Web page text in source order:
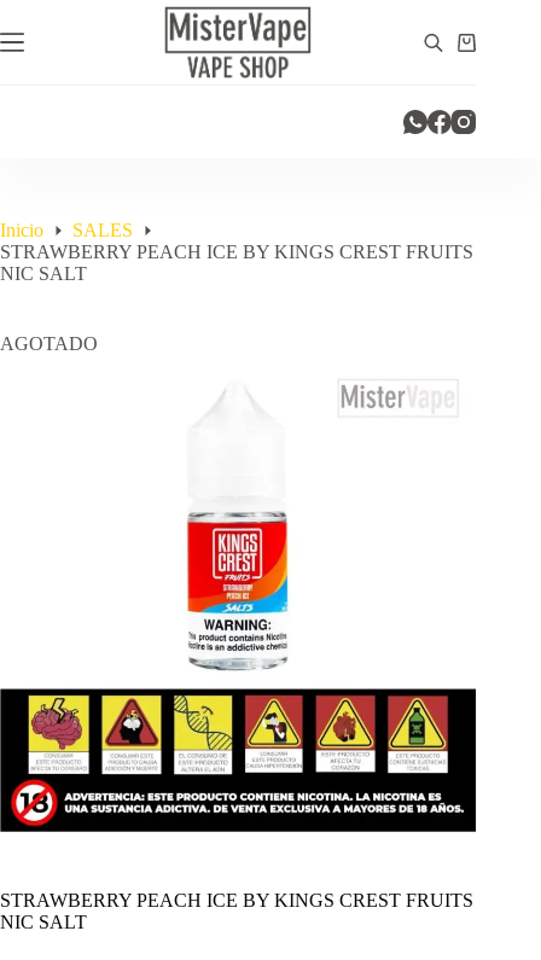
al
contenido
Carro
Inicio
SALES
STRAWBERRY PEACH ICE BY KINGS CREST FRUITS
NIC SALT
AGOTADO
STRAWBERRY PEACH ICE BY KINGS CREST FRUITS
NIC SALT